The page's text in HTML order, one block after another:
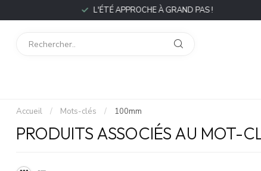
L'ÉTÉ APPROCHE À GRAND PAS !
Accueil / Mots-clés / 100mm
PRODUITS ASSOCIÉS AU MOT-